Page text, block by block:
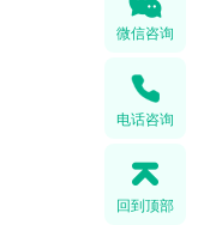
微信咨询
电话咨询
回到顶部